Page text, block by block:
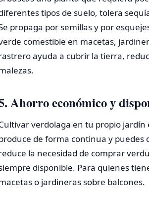
tipos de suelo, tolera
propaga por semillas y por
comestible en macetas,
ayuda a cubrir la tierra,
Ahorro económico y
verdolaga en tu propio
de forma continua y puedes
la necesidad de comprar
disponible. Para quienes
o jardineras sobre balcones.